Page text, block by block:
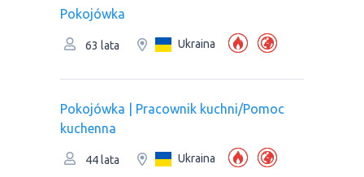
Pokojówka
63 lata Ukraina
Pokojówka | Pracownik kuchni/Pomoc
kuchenna
44 lata Ukraina